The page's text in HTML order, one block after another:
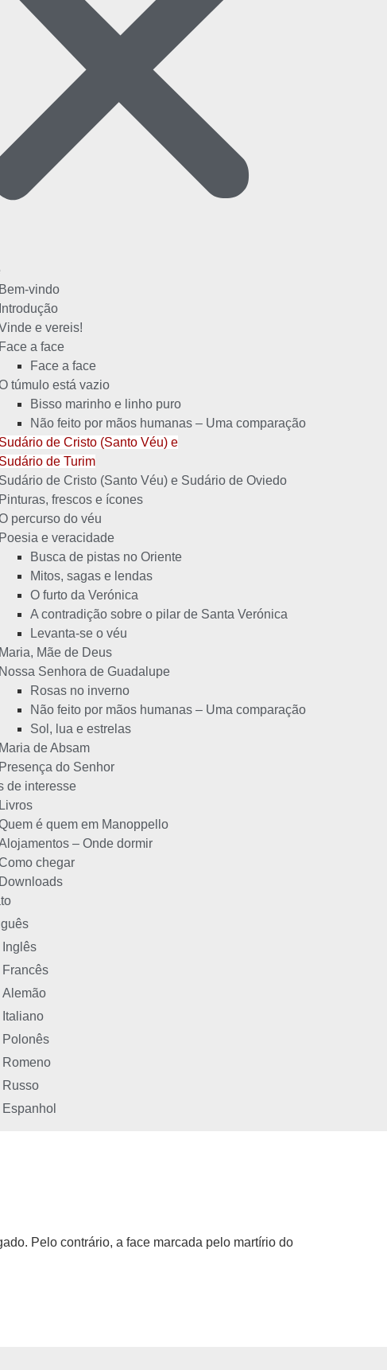
Bem-vindo
Introdução
e vereis!
Face a face
Face a face
túmulo está vazio
Bisso marinho e linho puro
Não feito por mãos humanas – Uma comparação
Sudário de Cristo (Santo Véu) e
Sudário de Turim
Sudário de Cristo (Santo Véu) e Sudário de Oviedo
Pinturas, frescos e ícones
percurso do véu
Poesia e veracidade
Busca de pistas no Oriente
Mitos, sagas e lendas
O furto da Verónica
A contradição sobre o pilar de Santa Verónica
Levanta-se o véu
Maria, Mãe de Deus
Nossa Senhora de Guadalupe
Rosas no inverno
Não feito por mãos humanas – Uma comparação
Sol, lua e estrelas
Maria de Absam
Presença do Senhor
de interesse
Livros
é quem em Manoppello
– Onde dormir
chegar
Downloads
Inglês
Francês
Alemão
Italiano
Polonês
Romeno
Russo
Espanhol
Pelo contrário, a face marcada pelo martírio do